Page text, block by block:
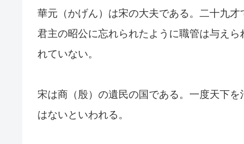
華元（かげん）は宋の大夫である。二十九
君主の昭公に忘れられたように職管は与え
れていない。
宋は商（殷）の遺民の国である。一度天下
はないといわれる。